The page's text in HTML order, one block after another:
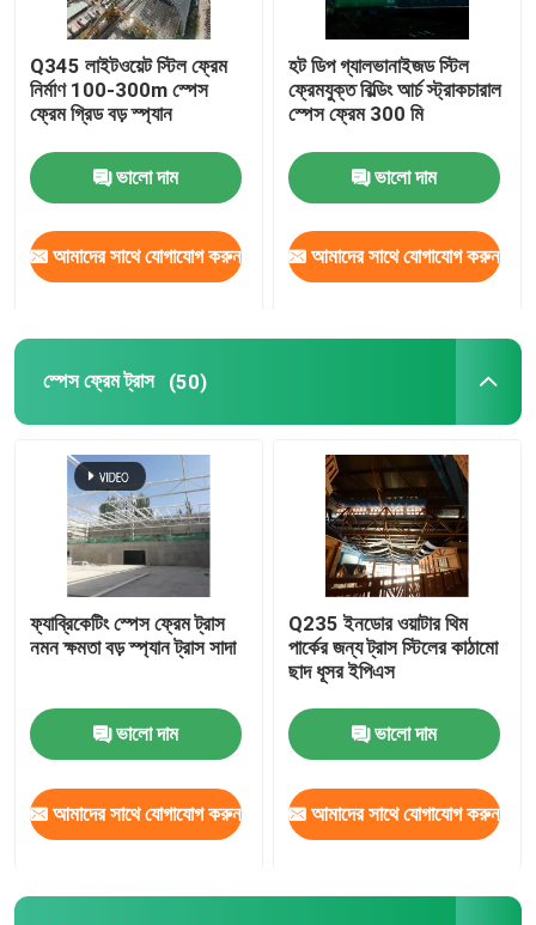
স্টেডিয়াম ইস্পাত কাঠামো
গুদাম ছাদ গঠন
ধাতু ছাদ রক্ষণাবেক্ষণ
Q345 লাইটওয়েট স্টিল ফ্রেম
নির্মাণ 100-300m স্পেস
ফ্রেম গ্রিড বড় স্প্যান
ভালো দাম
আমাদের সাথে যোগাযোগ করুন
হট ডিপ গ্যালভানাইজড স্টিল
ফ্রেমযুক্ত বিল্ডিং আর্চ স্ট্রাকচারাল
স্পেস ফ্রেম 300 মি
ভালো দাম
আমাদের সাথে যোগাযোগ করুন
স্পেস ফ্রেম ট্রাস (50)
ফ্যাব্রিকেটিং স্পেস ফ্রেম ট্রাস
নমন ক্ষমতা বড় স্প্যান ট্রাস সাদা
ভালো দাম
আমাদের সাথে যোগাযোগ করুন
Q235 ইনডোর ওয়াটার থিম
পার্কের জন্য ট্রাস স্টিলের কাঠামো
ছাদ ধূসর ইপিএস
ভালো দাম
আমাদের সাথে যোগাযোগ করুন